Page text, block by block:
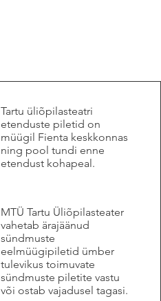
​Tartu üliõpilasteatri
etenduste piletid on
müügil Fienta keskkonnas
ning pool tundi enne
etendust kohapeal.
MTÜ Tartu Üliõpilasteater
vahetab ärajäänud
sündmuste
eelmüügipiletid ümber
tulevikus toimuvate
sündmuste piletite vastu
või ostab vajadusel tagasi.